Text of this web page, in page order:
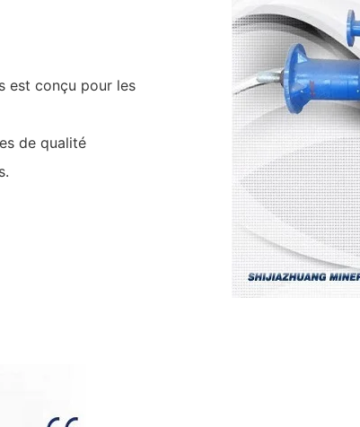
est conçu pour les
de qualité